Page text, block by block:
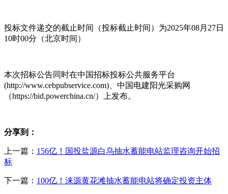
投标文件递交的截止时间（投标截止时间）为2025年08月27日
10时00分（北京时间）
本次招标公告同时在中国招标投标公共服务平台
(http://www.cebpubservice.com)、中国电建阳光采购网
（https://bid.powerchina.cn/）上发布。
分享到：
上一篇： 156亿！国投盐源白乌抽水蓄能电站监理咨询开始招
标
下一篇： 100亿！涞源黄花滩抽水蓄能电站将确定投资主体